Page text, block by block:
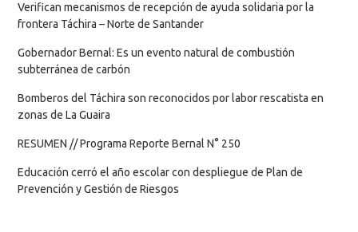
Verifican mecanismos de recepción de ayuda solidaria por la
frontera Táchira – Norte de Santander
Gobernador Bernal: Es un evento natural de combustión
subterránea de carbón
Bomberos del Táchira son reconocidos por labor rescatista en
zonas de La Guaira
RESUMEN // Programa Reporte Bernal N° 250
Educación cerró el año escolar con despliegue de Plan de
Prevención y Gestión de Riesgos